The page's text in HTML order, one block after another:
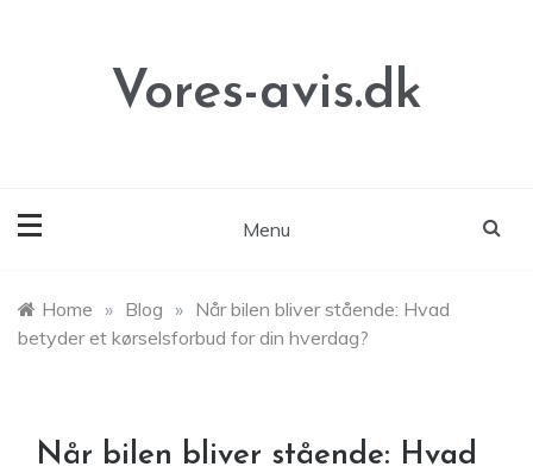
Vores-avis.dk
Menu
Home » Blog » Når bilen bliver stående: Hvad
betyder et kørselsforbud for din hverdag?
Når bilen bliver stående: Hvad